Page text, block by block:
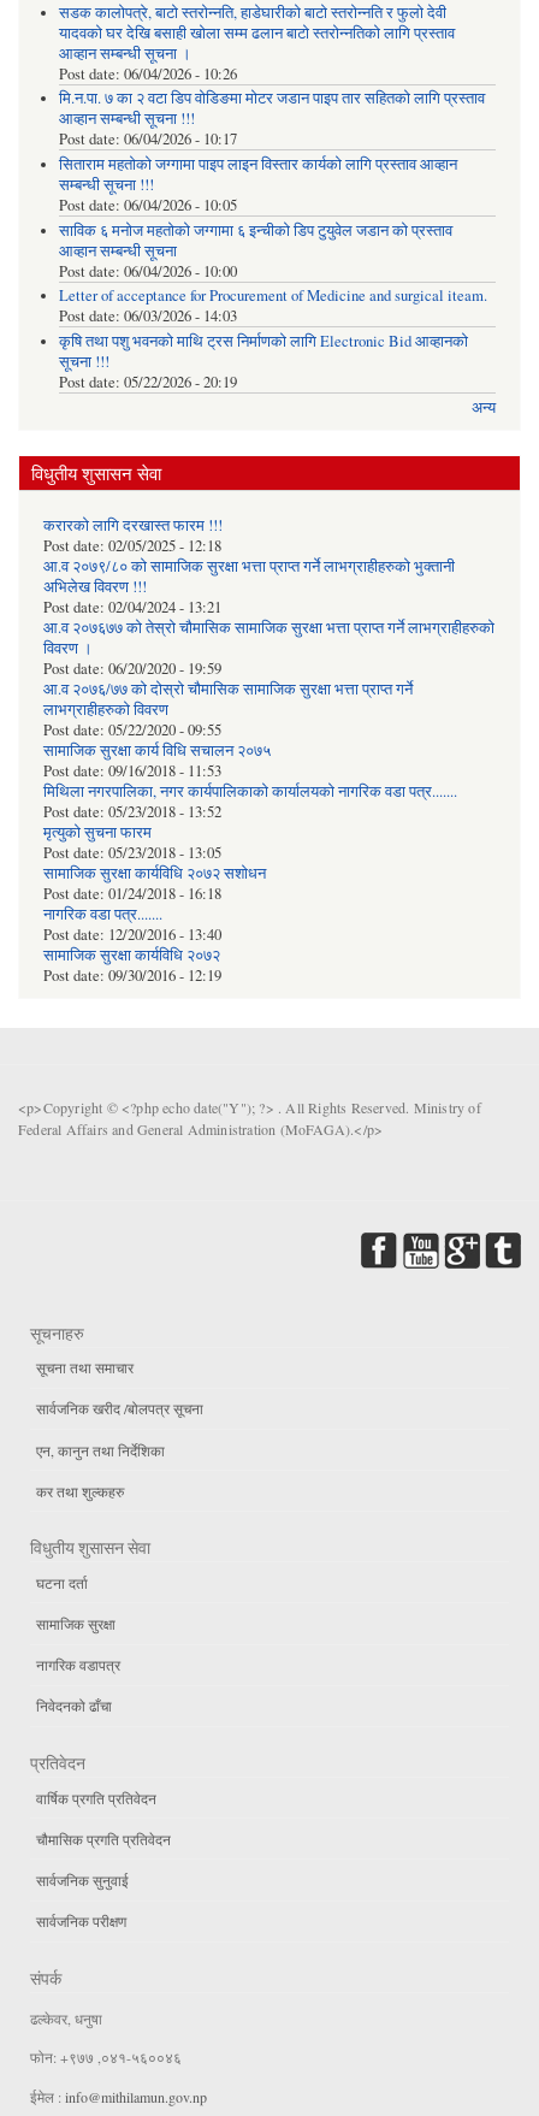
सडक कालोपत्रे, बाटो स्तरोन्नति, हाडेघारीको बाटो स्तरोन्नति र फुलो देवी
यादवको घर देखि बसाही खोला सम्म ढलान बाटो स्तरोन्नतिको लागि प्रस्ताव
आव्हान सम्बन्धी सूचना ।
Post date: 06/04/2026 - 10:26
मि.न.पा. ७ का २ वटा डिप वोडिङमा मोटर जडान पाइप तार सहितको लागि प्रस्ताव
आव्हान सम्बन्धी सूचना !!!
Post date: 06/04/2026 - 10:17
सिताराम महतोको जग्गामा पाइप लाइन विस्तार कार्यको लागि प्रस्ताव आव्हान
सम्बन्धी सूचना !!!
Post date: 06/04/2026 - 10:05
साविक ६ मनोज महतोको जग्गामा ६ इन्चीको डिप टुयुवेल जडान को प्रस्ताव
आव्हान सम्बन्धी सूचना
Post date: 06/04/2026 - 10:00
Letter of acceptance for Procurement of Medicine and surgical iteam.
Post date: 06/03/2026 - 14:03
कृषि तथा पशु भवनको माथि ट्रस निर्माणको लागि Electronic Bid आव्हानको
सूचना !!!
Post date: 05/22/2026 - 20:19
अन्य
विधुतीय शुसासन सेवा
करारको लागि दरखास्त फारम !!!
Post date: 02/05/2025 - 12:18
आ.व २०७९/८० को सामाजिक सुरक्षा भत्ता प्राप्त गर्ने लाभग्राहीहरुको भुक्तानी
अभिलेख विवरण !!!
Post date: 02/04/2024 - 13:21
आ.व २०७६७७ को तेस्रो चौमासिक सामाजिक सुरक्षा भत्ता प्राप्त गर्ने लाभग्राहीहरुको
विवरण ।
Post date: 06/20/2020 - 19:59
आ.व २०७६/७७ को दोस्रो चौमासिक सामाजिक सुरक्षा भत्ता प्राप्त गर्ने
लाभग्राहीहरुको विवरण
Post date: 05/22/2020 - 09:55
सामाजिक सुरक्षा कार्य विधि स‌चालन २०७५
Post date: 09/16/2018 - 11:53
मिथिला नगरपालिका, नगर कार्यपालिकाको कार्यालयकाे नागरिक वडा पत्र.......
Post date: 05/23/2018 - 13:52
मृत्युको सुचना फारम
Post date: 05/23/2018 - 13:05
सामाजिक सुरक्षा कार्यविधि २०७२ स‌शाेधन
Post date: 01/24/2018 - 16:18
नागरिक वडा पत्र.......
Post date: 12/20/2016 - 13:40
सामाजिक सुरक्षा कार्यविधि २०७२
Post date: 09/30/2016 - 12:19
<p>Copyright © <?php echo date("Y"); ?> . All Rights Reserved. Ministry of
Federal Affairs and General Administration (MoFAGA).</p>
सूचनाहरु
सूचना तथा समाचार
सार्वजनिक खरीद /बोलपत्र सूचना
एन, कानुन तथा निर्देशिका
कर तथा शुल्कहरु
विधुतीय शुसासन सेवा
घटना दर्ता
सामाजिक सुरक्षा
नागरिक वडापत्र
निवेदनको ढाँचा
प्रतिवेदन
वार्षिक प्रगति प्रतिवेदन
चौमासिक प्रगति प्रतिवेदन
सार्वजनिक सुनुवाई
सार्वजनिक परीक्षण
संपर्क
ढल्केवर, धनुषा
फोन: +९७७ ,०४१-५६००४६
ईमेल : info@mithilamun.gov.np